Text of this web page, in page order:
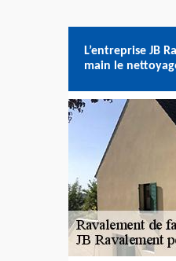
L’entreprise JB
main le